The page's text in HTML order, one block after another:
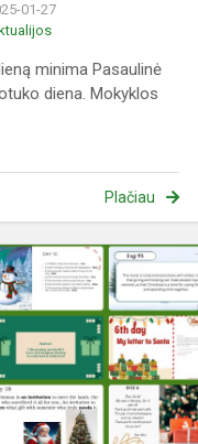
01-27
minima Pasaulinė
diena. Mokyklos
Plačiau